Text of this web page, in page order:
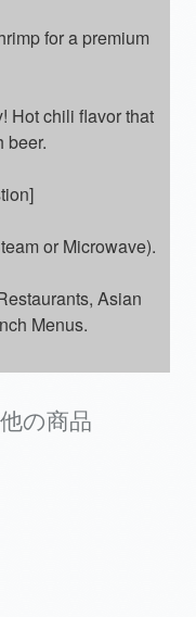
for a premium
Hot chili flavor that
beer.
or Microwave).
Asian
Menus.
の商品